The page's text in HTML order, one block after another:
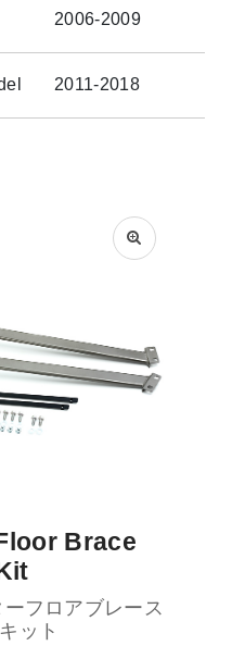
2006-2009
2011-2018
Brace
フロアブレース
ット